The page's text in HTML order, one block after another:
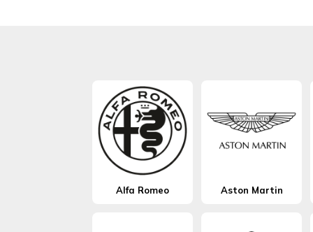
Alfa Romeo Aston Martin